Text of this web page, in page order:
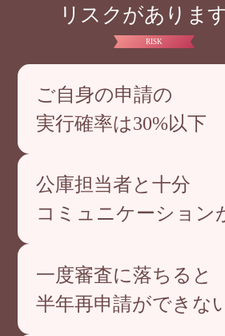
リスクがありま
RISK
ご自身の申請の
実行確率は30%以下
公庫担当者と十分
コミュニケーション
一度審査に落ちると
半年再申請ができな